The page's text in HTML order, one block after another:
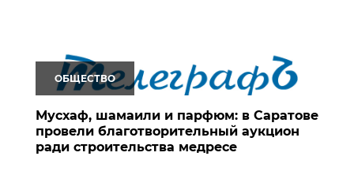
ОБЩЕСТВО
Мусхаф, шамаили и парфюм: в Саратове
провели благотворительный аукцион
ради строительства медресе